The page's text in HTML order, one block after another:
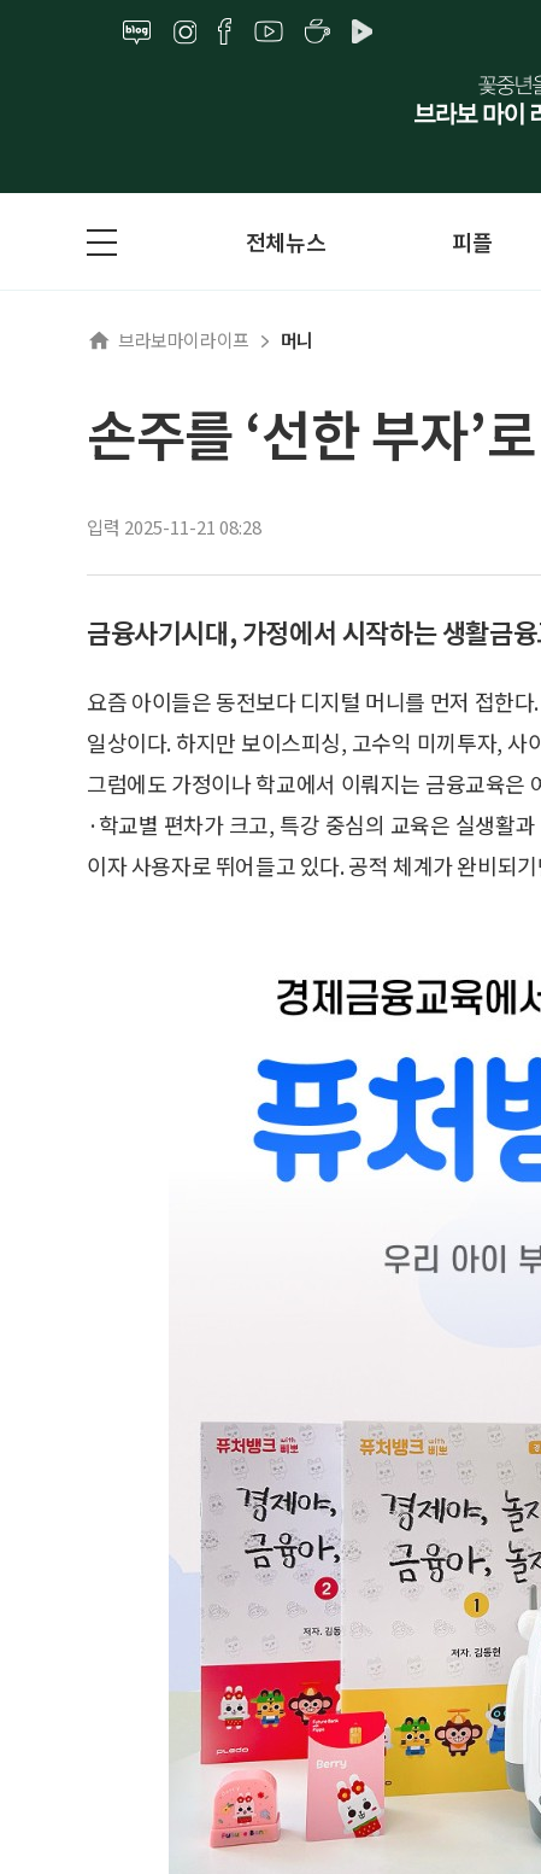
전체뉴스 피플
브라보마이라이프 머니
손주를 ‘선한 부자’
입력 2025-11-21 08:28
금융사기시대, 가정에서 시작하는 생활금
요즘 아이들은 동전보다 디지털 머니를 먼저 접한
일상이다. 하지만 보이스피싱, 고수익 미끼투자,
그럼에도 가정이나 학교에서 이뤄지는 금융교육은
·학교별 편차가 크고, 특강 중심의 교육은 실생활
이자 사용자로 뛰어들고 있다. 공적 체계가 완비되